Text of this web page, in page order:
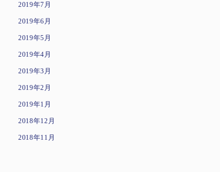
2019年7月
2019年6月
2019年5月
2019年4月
2019年3月
2019年2月
2019年1月
2018年12月
2018年11月